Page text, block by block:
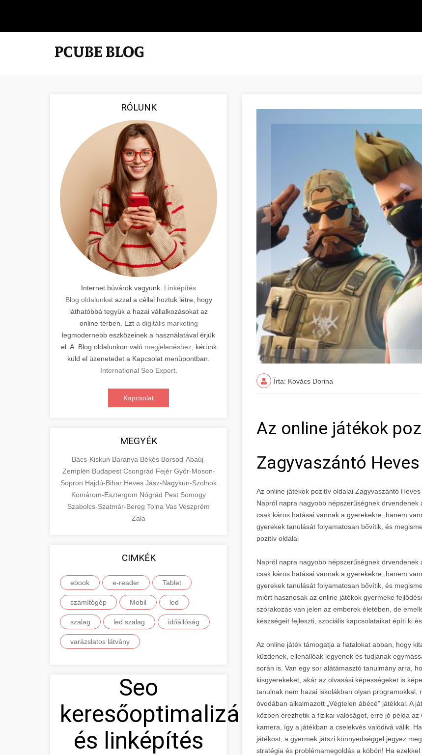
RÓLUNK
Internet búvárok vagyunk. Linképítés
Blog oldalunkatazzal a céllal hoztuk létre, hogy
láthatóbbá tegyük a hazai vállalkozásokat az
online térben. Ezt a digitális marketing
legmodernebb eszközeinek a használatával érjük
el. A Blog oldalunkon való megjelenéshez,
kérünk
küld el üzenetedet a Kapcsolat menüpontban.
International Seo Expert.
Kapcsolat
MEGYÉK
Bács-Kiskun Baranya Békés Borsod-Abaúj-
Zemplén Budapest Csongrád Fejér Győr-Moson-
Sopron Hajdú-Bihar Heves Jász-Nagykun-Szolnok
Komárom-Esztergom Nógrád Pest Somogy
Szabolcs-Szatmár-Bereg Tolna Vas Veszprém
Zala
CIMKÉK
ebook e-reader Tablet
számítógép Mobil led
szalag led szalag időállóság
varázslatos látvány
Seo
keresőoptimalizálás
és linképítés
Írta: Kovács Dorina
Az online játékok
Zagyvaszántó
Az online játékok pozitív oldalai Zagyvaszántó Heves
Napról napra nagyobb népszerűségnek
csak káros hatásai vannak a gyerekekre, hanem
gyerekek tanulását folyamatosan bővítik, és
pozitív oldalai
Napról napra nagyobb népszerűségnek
csak káros hatásai vannak a gyerekekre, hanem
gyerekek tanulását folyamatosan bővítik, és
miért hasznosak az online játékok gyermeke
szórakozás van jelen az emberek életében, de
készségeit fejleszti, szociális kapcsolataikat építi ki
Az online játék támogatja a fiatalokat abban, hogy
küzdenek, ellenállóak legyenek és tudjanak
során is. Van egy sor alátámasztó tanulmány arra,
kisgyerekeket, akár az olvasási képességeket is
tanulnak nem hazai iskolákban olyan programokkal,
óvodában alkalmazott „Végtelen ábécé” játékkal. A
közben érezhetik a fizikai valóságot, erre jó példa
kamera, így a játékban a cselekvés valódivá válik.
játékost, a gyermek játszi könnyedséggel jegyez
stratégia és problémamegoldás a köbön! Ha